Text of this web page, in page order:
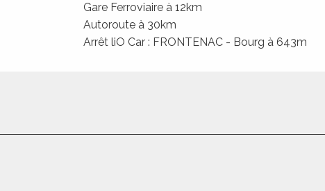
Gare Ferroviaire à 12km
Autoroute à 30km
Arrêt liO Car : FRONTENAC - Bourg à 643m